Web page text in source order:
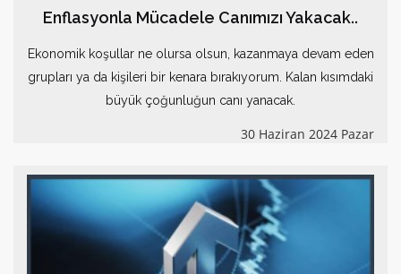
Enflasyonla Mücadele Canımızı Yakacak..
Ekonomik koşullar ne olursa olsun, kazanmaya devam eden
grupları ya da kişileri bir kenara bırakıyorum. Kalan kısımdaki
büyük çoğunluğun canı yanacak.
30 Haziran 2024 Pazar